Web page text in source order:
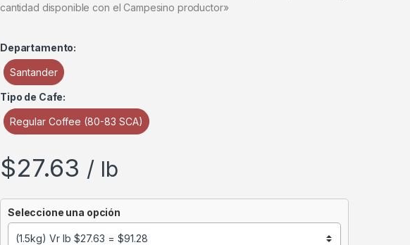
cantidad disponible con el Campesino productor»
Departamento:
Santander
Tipo de Cafe:
Regular Coffee (80-83 SCA)
$27.63 / lb
Seleccione una opción